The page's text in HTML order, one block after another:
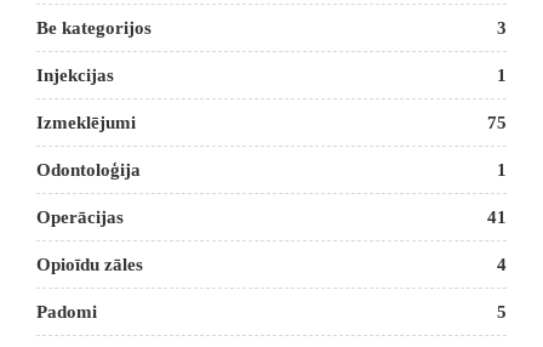
Be kategorijos 3
Injekcijas 1
Izmeklējumi 75
Odontoloģija 1
Operācijas 41
Opioīdu zāles 4
Padomi 5